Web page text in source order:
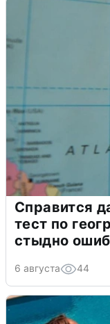
Справится
тест по
стыдно
6 августа 44